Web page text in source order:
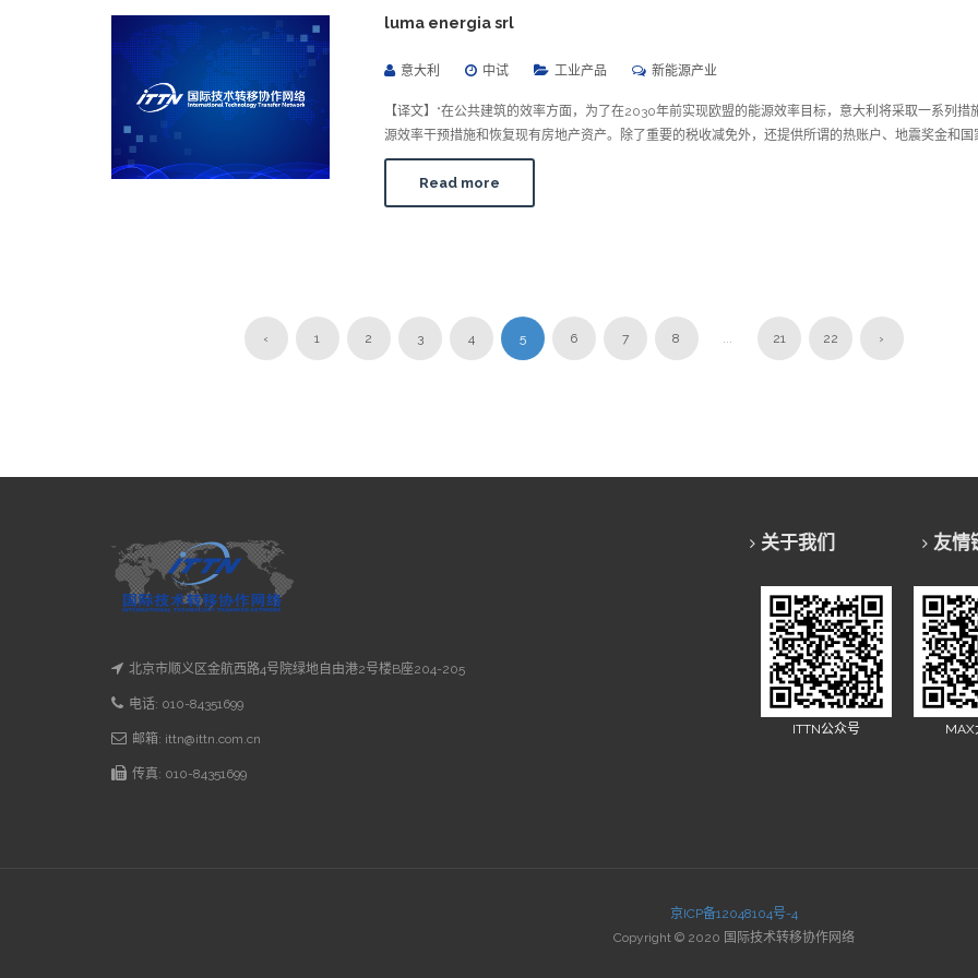
luma energia srl
意大利 中试 工业产品 新能源产业
【译文】“在公共建筑的效率方面，为了在2030年前实现欧盟的能源效率目标，意大利将采取一系列措
源效率干预措施和恢复现有房地产资产。除了重要的税收减免外，还提供所谓的热账户、地震奖金和国
Read more
‹ 1 2 3 4 5 6 7 8 ... 21 22 ›
北京市顺义区金航西路4号院绿地自由港2号楼B座204-205
电话: 010-84351699
邮箱: ittn@ittn.com.cn
传真: 010-84351699
关于我们 友情
ITTN公众号 MAX
京ICP备12048104号-4
Copyright © 2020 国际技术转移协作网络